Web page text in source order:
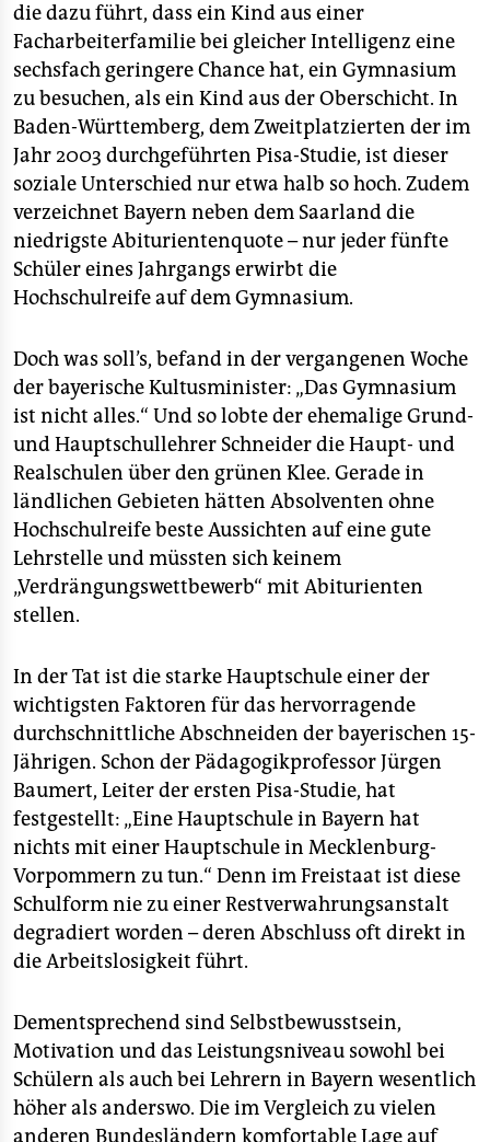
die dazu führt, dass ein Kind aus einer
Facharbeiterfamilie bei gleicher Intelligenz eine
sechsfach geringere Chance hat, ein Gymnasium
zu besuchen, als ein Kind aus der Oberschicht. In
Baden-Württemberg, dem Zweitplatzierten der im
Jahr 2003 durchgeführten Pisa-Studie, ist dieser
soziale Unterschied nur etwa halb so hoch. Zudem
verzeichnet Bayern neben dem Saarland die
niedrigste Abiturientenquote – nur jeder fünfte
Schüler eines Jahrgangs erwirbt die
Hochschulreife auf dem Gymnasium.
Doch was soll’s, befand in der vergangenen Woche
der bayerische Kultusminister: „Das Gymnasium
ist nicht alles.“ Und so lobte der ehemalige Grund-
und Hauptschullehrer Schneider die Haupt- und
Realschulen über den grünen Klee. Gerade in
ländlichen Gebieten hätten Absolventen ohne
Hochschulreife beste Aussichten auf eine gute
Lehrstelle und müssten sich keinem
„Verdrängungswettbewerb“ mit Abiturienten
stellen.
In der Tat ist die starke Hauptschule einer der
wichtigsten Faktoren für das hervorragende
durchschnittliche Abschneiden der bayerischen 15-
Jährigen. Schon der Pädagogikprofessor Jürgen
Baumert, Leiter der ersten Pisa-Studie, hat
festgestellt: „Eine Hauptschule in Bayern hat
nichts mit einer Hauptschule in Mecklenburg-
Vorpommern zu tun.“ Denn im Freistaat ist diese
Schulform nie zu einer Restverwahrungsanstalt
degradiert worden – deren Abschluss oft direkt in
die Arbeitslosigkeit führt.
Dementsprechend sind Selbstbewusstsein,
Motivation und das Leistungsniveau sowohl bei
Schülern als auch bei Lehrern in Bayern wesentlich
höher als anderswo. Die im Vergleich zu vielen
anderen Bundesländern komfortable Lage auf